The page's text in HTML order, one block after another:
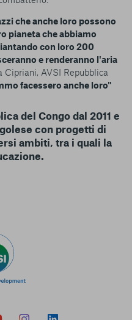
che anche loro possono
pianeta che abbiamo
con loro 200
e renderanno l'aria
Cipriani, AVSI Repubblica
facessero anche loro"
del Congo dal 2011 e
con progetti di
ambiti, tra i quali la